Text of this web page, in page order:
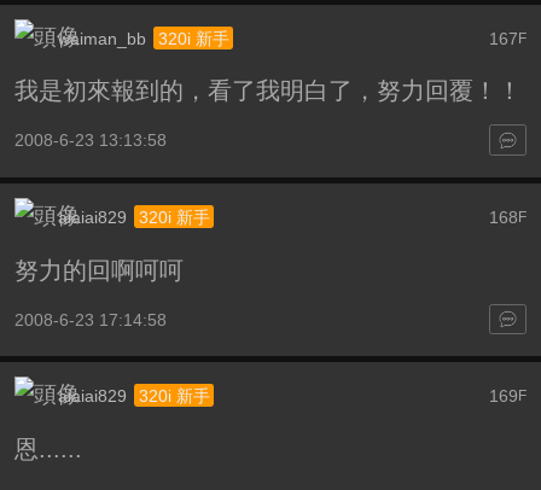
167F
waiman_bb 320i 新手
我是初來報到的，看了我明白了，努力回覆！！
2008-6-23 13:13:58
168F
aiaiai829 320i 新手
努力的回啊呵呵
2008-6-23 17:14:58
169 F
aiaiai829 320i 新手
恩......